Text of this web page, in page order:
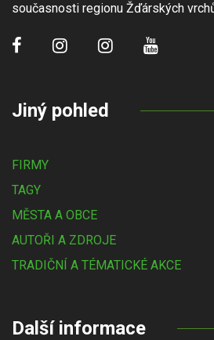
současnosti regionu Žďárských
Jiný pohled
FIRMY
TAGY
MĚSTA A OBCE
AUTOŘI A ZDROJE
TRADIČNÍ A TÉMATICKÉ AKCE
Další informace